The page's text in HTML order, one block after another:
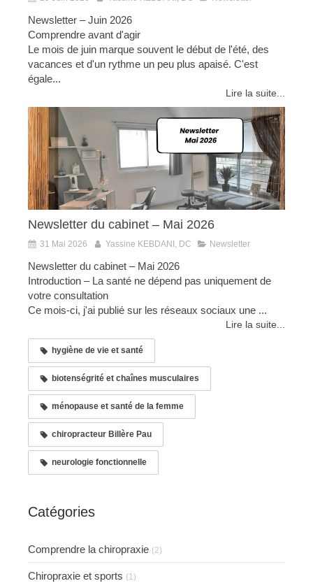
Newsletter – Juin 2026
Comprendre avant d'agir
Le mois de juin marque souvent le début de l'été, des
vacances et d'un rythme un peu plus apaisé. C'est
égale...
Lire la suite...
Newsletter du cabinet – Mai 2026
31 Mai 2026 Yassine KEBDANI, DC Newsletter
Newsletter du cabinet – Mai 2026
Introduction – La santé ne dépend pas uniquement de
votre consultation
Ce mois-ci, j'ai publié sur les réseaux sociaux une ...
Lire la suite...
hygiène de vie et santé
biotenségrité et chaînes musculaires
ménopause et santé de la femme
chiropracteur Billère Pau
neurologie fonctionnelle
Catégories
Comprendre la chiropraxie (2)
Chiropraxie et sports (1)